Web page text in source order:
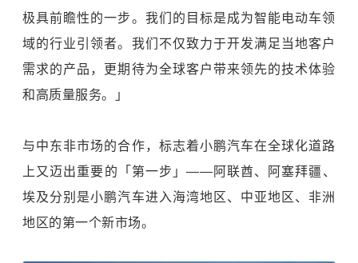
极具前瞻性的一步。我们的目标是成为智能电动车领
域的行业引领者。我们不仅致力于开发满足当地客户
需求的产品，更期待为全球客户带来领先的技术体验
和高质量服务。」
与中东非市场的合作，标志着小鹏汽车在全球化道路
上又迈出重要的「第一步」——阿联酋、阿塞拜疆、
埃及分别是小鹏汽车进入海湾地区、中亚地区、非洲
地区的第一个新市场。